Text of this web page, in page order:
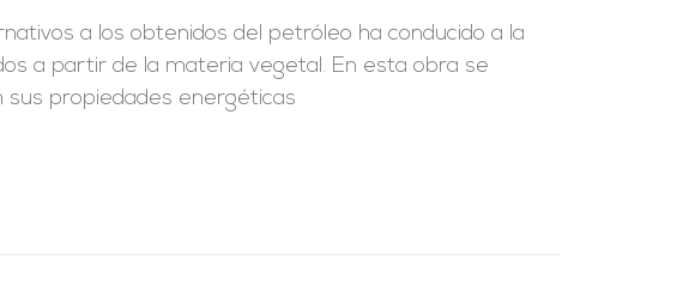
a los obtenidos del petróleo ha conducido a la
a partir de la materia vegetal. En esta obra se
propiedades energéticas